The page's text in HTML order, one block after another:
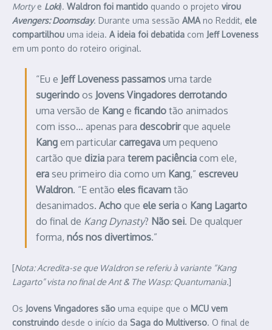
Mortye Loki). Waldron foi mantido quando o projeto virou
Avengers: Doomsday. Durante uma sessão AMA no Reddit, ele
compartilhou uma ideia. A ideia foi debatida com Jeff Loveness
em um ponto do roteiro original.
“Eu e Jeff Loveness passamos uma tarde
sugerindo os Jovens Vingadores derrotando
uma versão de Kang e ficando tão animados
com isso… apenas para descobrirque aquele
Kang em particularcarregava um pequeno
cartão que dizia para terem paciência com ele,
era seu primeiro dia como um Kang,” escreveu
Waldron. “E então eles ficavam tão
desanimados. Acho que ele seria o Kang Lagarto
do final de Kang Dynasty? Não sei. De qualquer
forma, nós nos divertimos.”
[Nota: Acredita-se que Waldron se referiu à variante “Kang
Lagarto” vista no final de Ant & The Wasp: Quantumania.]
Os Jovens Vingadores são uma equipe que o MCU vem
construindo desde o início da Saga do Multiverso. O final de